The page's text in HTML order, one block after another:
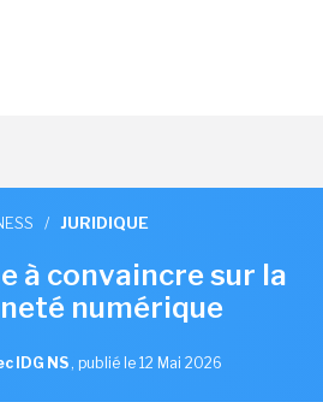
/ JURIDIQUE
à convaincre sur la
numérique
IDG NS , publié le 12 Mai 2026